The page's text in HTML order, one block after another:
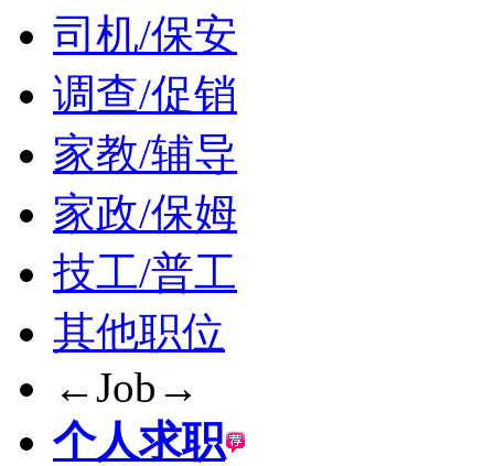
司机/保安
调查/促销
家教/辅导
家政/保姆
技工/普工
其他职位
←Job→
个人求职